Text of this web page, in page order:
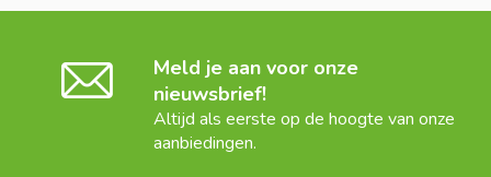
Meld je aan voor onze
nieuwsbrief!
Altijd als eerste op de hoogte van onze
aanbiedingen.